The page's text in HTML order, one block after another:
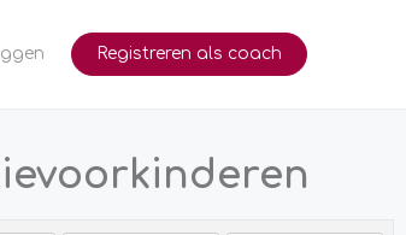
Registreren als coach